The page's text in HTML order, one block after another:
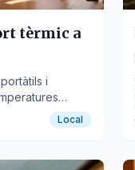
tèrmic a
i
Local